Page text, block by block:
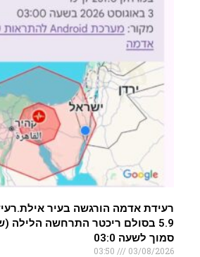
רעידת אדמה הורגשה בעיר
5.9 בסולם ריכטר התרחשה הלילה
סמוך לשעה 03:0
03/08/2026